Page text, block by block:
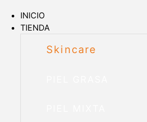
INICIO
TIENDA
Skincare